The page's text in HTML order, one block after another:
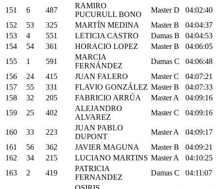
151
6 487
RAMIRO
PUCURULL BONO
Master D
04:02:40
152
53 325 MARTÍN MEDINA Master B
04:04:37
153
4 551 LETICIA CASTRO Damas B
04:04:53
154
54 361 HORACIO LOPEZ Master B
04:06:05
155
1 591
MARCIA
FERNÁNDEZ
Damas C
04:06:48
156
24 415 JUAN FALERO Master C
04:07:21
157
55 331 FLAVIO GONZÁLEZ Master B
04:07:33
158
32 205 FABRICIO ARRÚA Master A
04:09:16
159
25 402
ALEJANDRO
ALVAREZ
Master C 04:09:16
160 33 223
JUAN PABLO
DUPONT
Master A
04:09:17
161
56 362 JAVIER MAGUNA Master B
04:09:21
162
34 215 LUCIANO MARTINS Master A
04:10:25
163
2 419
PATRICIA
FERNANDEZ
Damas C 04:11:07